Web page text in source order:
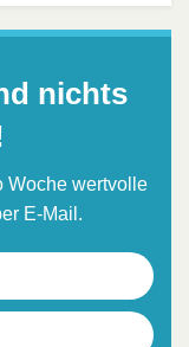
nichts
Woche wertvolle
E-Mail.